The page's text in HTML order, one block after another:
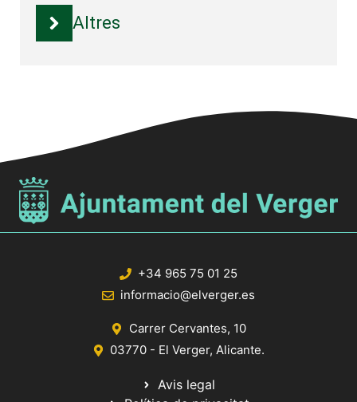
Altres
+34 965 75 01 25
informacio@elverger.es
Carrer Cervantes, 10
03770 - El Verger, Alicante.
Avis legal